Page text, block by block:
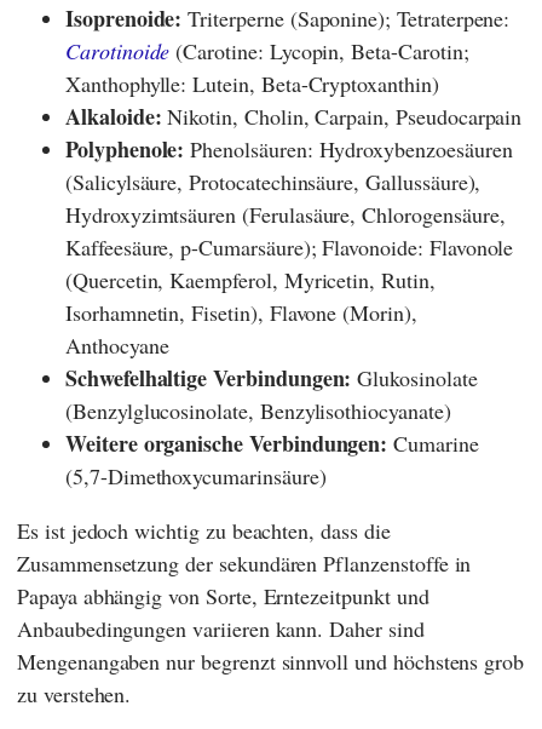
Isoprenoide:Triterperne (Saponine); Tetraterpene:
Carotinoide (Carotine: Lycopin, Beta-Carotin;
Xanthophylle: Lutein, Beta-Cryptoxanthin)
Alkaloide: Nikotin, Cholin, Carpain, Pseudocarpain
Polyphenole: Phenolsäuren: Hydroxybenzoesäuren
(Salicylsäure, Protocatechinsäure, Gallussäure),
Hydroxyzimtsäuren (Ferulasäure, Chlorogensäure,
Kaffeesäure, p-Cumarsäure); Flavonoide: Flavonole
(Quercetin, Kaempferol, Myricetin, Rutin,
Isorhamnetin, Fisetin), Flavone (Morin),
Anthocyane
Schwefelhaltige Verbindungen: Glukosinolate
(Benzylglucosinolate, Benzylisothiocyanate)
Weitere organische Verbindungen:Cumarine
(5,7-Dimethoxycumarinsäure)
Es ist jedoch wichtig zu beachten, dass die
Zusammensetzung der sekundären Pflanzenstoffe in
Papaya abhängig von Sorte, Erntezeitpunkt und
Anbaubedingungen variieren kann. Daher sind
Mengenangaben nur begrenzt sinnvoll und höchstens grob
zu verstehen.